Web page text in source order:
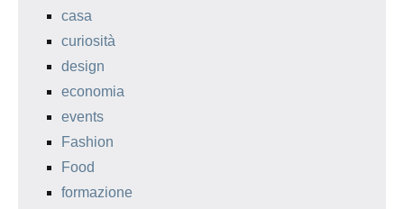
casa
curiosità
design
economia
events
Fashion
Food
formazione